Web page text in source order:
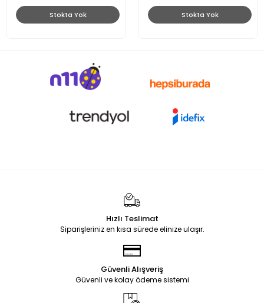
Stokta Yok Stokta Yok
Hızlı Teslimat
Siparişleriniz en kısa sürede elinize ulaşır.
Güvenli Alışveriş
Güvenli ve kolay ödeme sistemi